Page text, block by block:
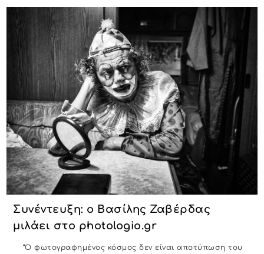
Συνέντευξη: ο Βασίλης Ζαβέρδας
μιλάει στο photologio.gr
“Ο φωτογραφημένος κόσμος δεν είναι αποτύπωση του